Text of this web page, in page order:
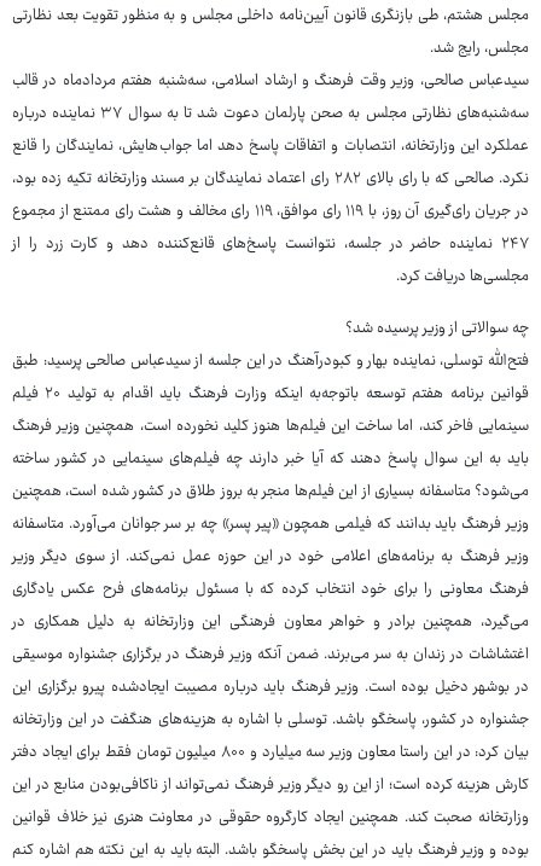
مجلس هشتم، طی بازنگری قانون آیین‌نامه داخلی مجلس و به منظور تقویت بعد نظارتی
مجلس، رایج شد.
سیدعباس صالحی، وزیر وقت فرهنگ و ارشاد اسلامی، سه‌شنبه هفتم مردادماه در قالب
سه‌شنبه‌های نظارتی مجلس به صحن پارلمان دعوت شد تا به سوال ۳۷ نماینده درباره
عملکرد این وزارتخانه، انتصابات و اتفاقات پاسخ دهد اما جواب‏‌هایش، نمایندگان را قانع
نکرد. صالحی که با رای بالای ۲۸۲ رای اعتماد نمایندگان بر مسند وزارتخانه تکیه زده بود،
در جریان رای‌گیری آن روز، با ۱۱۹ رای موافق، ۱۱۹ رای مخالف و هشت رای ممتنع از مجموع
۲۴۷ نماینده حاضر در جلسه، نتوانست پاسخ‌های قانع‌کننده دهد و کارت زرد را از
مجلسی‌ها دریافت کرد.
چه سوالاتی از وزیر پرسیده شد؟
فتح‌الله توسلی، نماینده بهار و کبودرآهنگ در این جلسه از سیدعباس صالحی پرسید: طبق
قوانین برنامه هفتم توسعه باتوجه‌به اینکه وزارت فرهنگ باید اقدام به تولید ۲۰ فیلم
سینمایی فاخر کند، اما ساخت این فیلم‌ها هنوز کلید نخورده است، همچنین وزیر فرهنگ
باید به این سوال پاسخ دهند که آیا خبر دارند چه فیلم‌های سینمایی در کشور ساخته
می‌شود؟ متاسفانه بسیاری از این فیلم‌ها منجر به بروز طلاق در کشور شده است، همچنین
وزیر فرهنگ باید بدانند که فیلمی همچون «پیر پسر» چه بر سر جوانان می‌آورد. متاسفانه
وزیر فرهنگ به برنامه‌های اعلامی خود در این حوزه عمل نمی‌کند. از سوی دیگر وزیر
فرهنگ معاونی را برای خود انتخاب کرده که با مسئول برنامه‌های فرح عکس یادگاری
می‌گیرد، همچنین برادر و خواهر معاون فرهنگی این وزارتخانه به دلیل همکاری در
اغتشاشات در زندان به سر می‌برند. ضمن آنکه وزیر فرهنگ در برگزاری جشنواره موسیقی
در بوشهر دخیل بوده است. وزیر فرهنگ باید درباره مصیبت ایجادشده پیرو برگزاری این
جشنواره در کشور، پاسخگو باشد. توسلی با اشاره به هزینه‌های هنگفت در این وزارتخانه
بیان کرد: در این راستا معاون وزیر سه میلیارد و ۸۰۰ میلیون تومان فقط برای ایجاد دفتر
کارش هزینه کرده است؛ از این رو دیگر وزیر فرهنگ نمی‌تواند از ناکافی‌بودن منابع در این
وزارتخانه صحبت کند. همچنین ایجاد کارگروه حقوقی در معاونت هنری نیز خلاف قوانین
بوده و وزیر فرهنگ باید در این بخش پاسخگو باشد. البته باید به این نکته هم اشاره کنم